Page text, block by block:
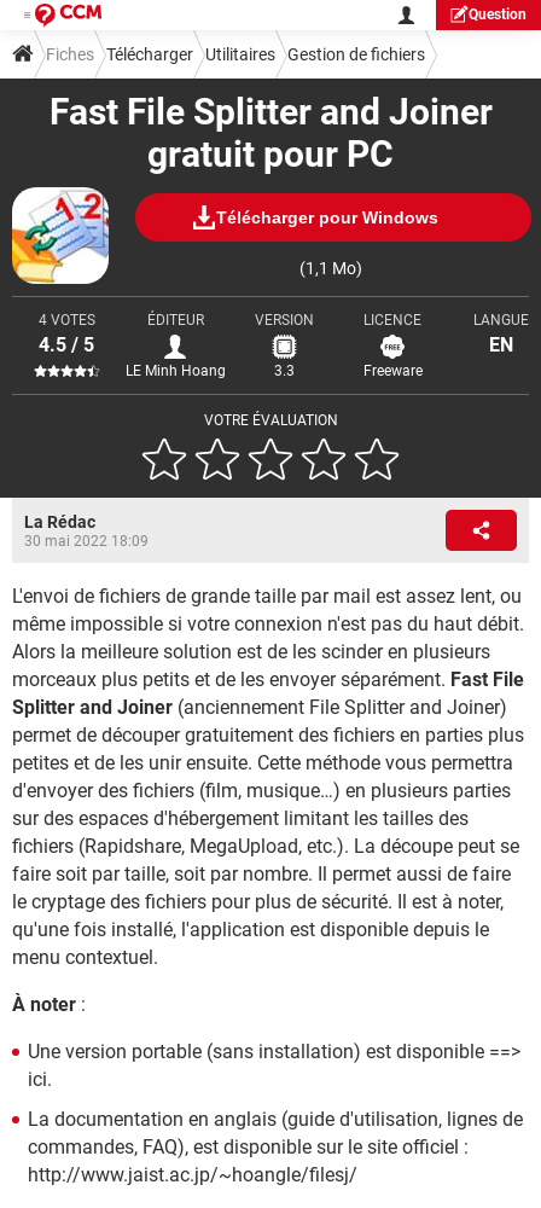
Question
Fast File Splitter and Joiner
gratuit pour PC
Télécharger pour Windows
(1,1 Mo)
VOTRE ÉVALUATION
4 VOTES
4.5 / 5
ÉDITEUR
LE Minh Hoang
VERSION
3.3
LICENCE
Freeware
LANGUE
EN
Fiches Télécharger Utilitaires Gestion de fichiers
La Rédac
30 mai 2022 18:09
L'envoi de fichiers de grande taille par mail est assez lent, ou
même impossible si votre connexion n'est pas du haut débit.
Alors la meilleure solution est de les scinder en plusieurs
morceaux plus petits et de les envoyer séparément. Fast File
Splitter and Joiner (anciennement File Splitter and Joiner)
permet de découper gratuitement des fichiers en parties plus
petites et de les unir ensuite. Cette méthode vous permettra
d'envoyer des fichiers (film, musique…) en plusieurs parties
sur des espaces d'hébergement limitant les tailles des
fichiers (Rapidshare, MegaUpload, etc.). La découpe peut se
faire soit par taille, soit par nombre. Il permet aussi de faire
le cryptage des fichiers pour plus de sécurité. Il est à noter,
qu'une fois installé, l'application est disponible depuis le
menu contextuel.
À noter :
Une version portable (sans installation) est disponible ==>
ici.
La documentation en anglais (guide d'utilisation, lignes de
commandes, FAQ), est disponible sur le site officiel :
http://www.jaist.ac.jp/~hoangle/filesj/